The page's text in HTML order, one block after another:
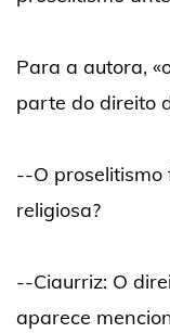
Para a autora,
parte do direito
--O
religiosa?
--Ciaurriz: O
aparece